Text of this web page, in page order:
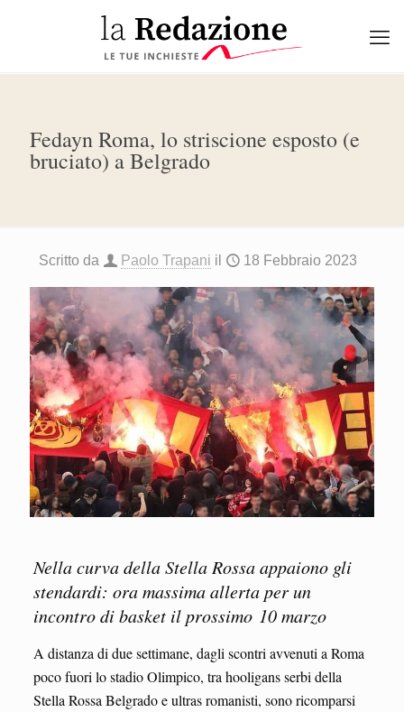
Fedayn Roma, lo striscione esposto (e
bruciato) a Belgrado
Scritto da Paolo Trapani il 18 Febbraio 2023
Nella curva della Stella Rossa appaiono gli
stendardi: ora massima allerta per un
incontro di basket il prossimo 10 marzo
A distanza di due settimane, dagli scontri avvenuti a Roma
poco fuori lo stadio Olimpico, tra hooligans serbi della
Stella Rossa Belgrado e ultras romanisti, sono ricomparsi